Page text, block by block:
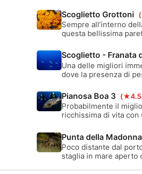
Scoglietto Grottoni
Sempre all’interno
questa bellissima
Scoglietto - Franata
Una delle migliori
dove la presenza di
Pianosa Boa 3
Probabilmente il
ricchissima di vita
Punta della
Poco distante dal
staglia in mare aperto